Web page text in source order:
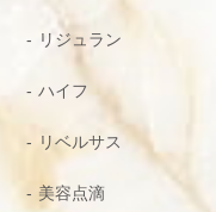
リジュラン
ハイフ
リベルサス
美容点滴